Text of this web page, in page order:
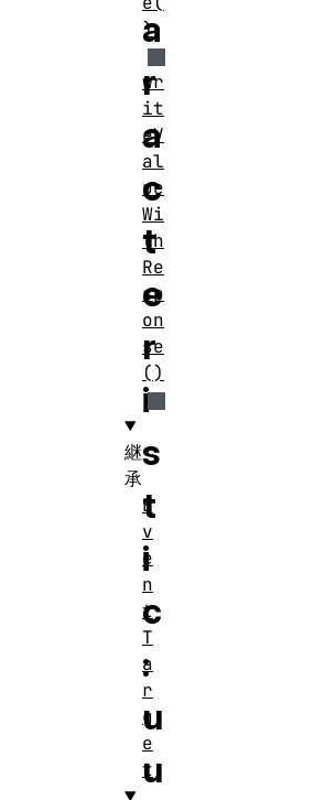
a
r
a
c
t
e
r
i
s
t
i
c
:
u
u
)
wr
it
eV
al
ue
Wi
th
Re
sp
on
se
()
継
承
E
v
e
n
t
T
a
r
g
e
t